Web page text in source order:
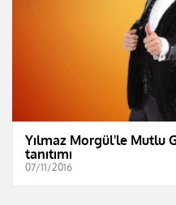
Yılmaz Morgül'le Mutlu
tanıtımı
07/11/2016